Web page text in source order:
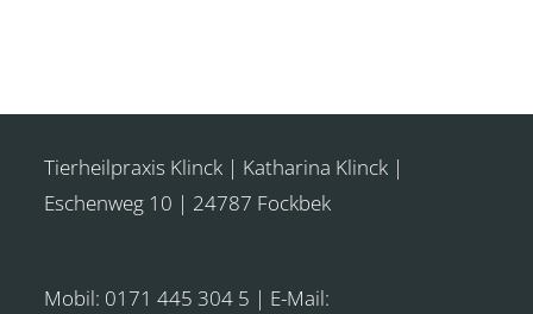
Tierheilpraxis Klinck | Katharina Klinck |
Eschenweg 10 | 24787 Fockbek
Mobil: 0171 445 304 5 | E-Mail: